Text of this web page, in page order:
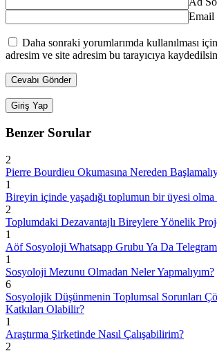
Email
Daha sonraki yorumlarımda kullanılması
adresim ve site adresim bu tarayıcıya
Giriş Yap
Benzer Sorular
2
Pierre Bourdieu Okumasına Nereden
1
Bireyin içinde yaşadığı toplumun bir üyesi olma
2
Toplumdaki Dezavantajlı Bireylere Yönelik
1
Aöf Sosyoloji Whatsapp Grubu Ya Da
1
Sosyoloji Mezunu Olmadan Neler Yapmalıyım?
6
Sosyolojik Düşünmenin Toplumsal Sorunları
Katkıları Olabilir?
1
Araştırma Şirketinde Nasıl Çalışabilirim?
2